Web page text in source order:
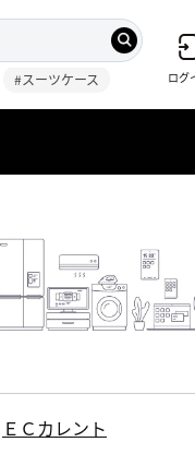
#スーツケース ログ
ＥＣカレント